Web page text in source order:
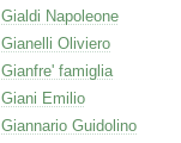
Gialdi Napoleone
Gianelli Oliviero
Gianfre' famiglia
Giani Emilio
Giannario Guidolino